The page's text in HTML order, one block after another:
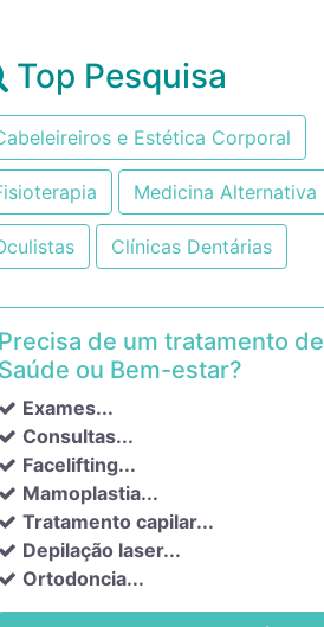
Top Pesquisa
e Estética Corporal
Medicina Alternativa
Clínicas Dentárias
Precisa de um tratamento de
Saúde ou Bem-estar?
Exames...
Consultas...
Facelifting...
Mamoplastia...
Tratamento capilar...
Depilação laser...
Ortodoncia...